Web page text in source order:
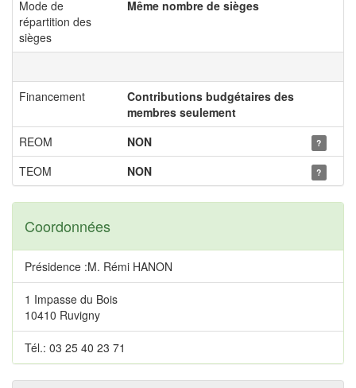
Mode de
répartition des
sièges
Même nombre de sièges
Financement
Contributions budgétaires des
membres seulement
REOM
NON ?
TEOM NON ?
Coordonnées
Présidence :M. Rémi HANON
1 Impasse du Bois
10410 Ruvigny
Tél.: 03 25 40 23 71